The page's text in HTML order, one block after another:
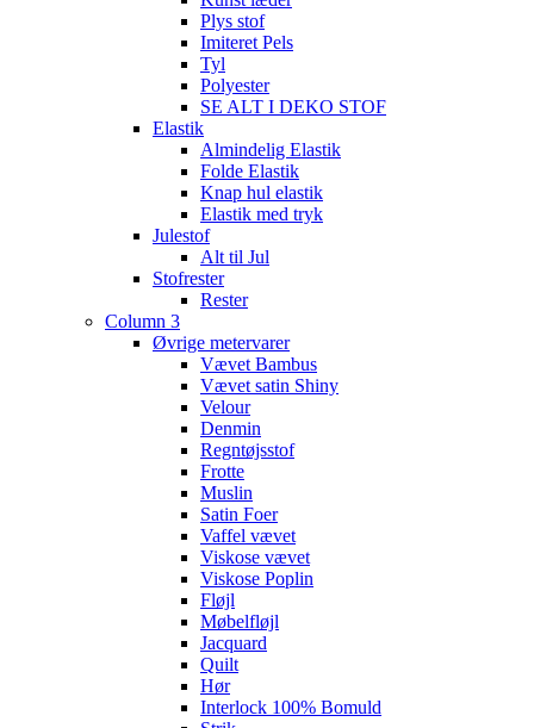
Plys stof
Imiteret Pels
Tyl
Polyester
SE ALT I DEKO STOF
Elastik
Almindelig Elastik
Folde Elastik
Knap hul elastik
Elastik med tryk
Julestof
Alt til Jul
Stofrester
Rester
Column 3
Øvrige metervarer
Vævet Bambus
Vævet satin Shiny
Velour
Denmin
Regntøjsstof
Frotte
Muslin
Satin Foer
Vaffel vævet
Viskose vævet
Viskose Poplin
Fløjl
Møbelfløjl
Jacquard
Quilt
Hør
Interlock 100% Bomuld